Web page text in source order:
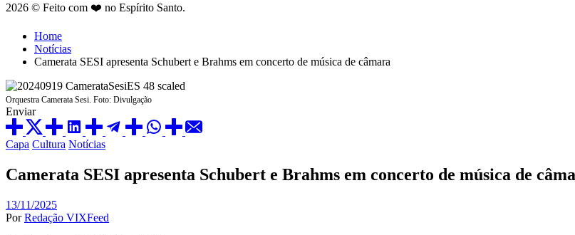
2026 © Feito com ❤️ no Espírito Santo.
Home
Notícias
Camerata SESI apresenta Schubert e Brahms em concerto de música de câmara
Orquestra Camerata Sesi. Foto: Divulgação
Enviar
Capa Cultura Notícias
Camerata SESI apresenta Schubert e Brahms em concerto de música de
13/11/2025
Por Redação VIXFeed